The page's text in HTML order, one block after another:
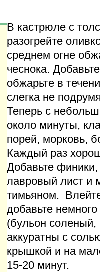
В кастрюле с
разогрейте
среднем огне
чеснока.
обжарьте в
слегка не
Теперь с
около минуты,
порей, морковь,
Каждый раз
Добавьте
лавровый лист и
тимьяном.
добавьте
(бульон соленый,
аккуратны с
крышкой и на
15-20 минут.